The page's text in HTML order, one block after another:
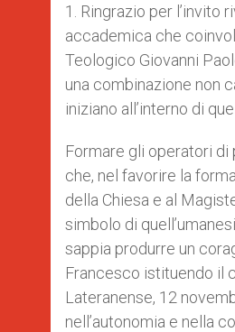
1. Ringrazio per
accademica che
Teologico Giovanni
una combinazione non
iniziano all’interno di
Formare gli operatori
che, nel favorire la
della Chiesa e al
simbolo di
sappia produrre un
Francesco istituendo il
Lateranense, 12
nell’autonomia e nella